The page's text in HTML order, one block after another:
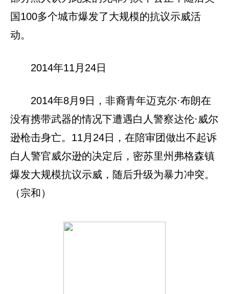
国100多个城市爆发了大规模的抗议示威活
动。
2014年11月24日
2014年8月9日，非裔青年迈克尔·布朗在
没有携带武器的情况下遭遇白人警察达伦·威尔
逊枪击身亡。11月24日，在陪审团做出不起诉
白人警官威尔逊的决定后，密苏里州弗格森镇
爆发大规模抗议示威，随后升级为暴力冲突。
（宗和）